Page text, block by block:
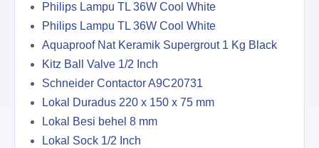
Philips Lampu TL 36W Cool White
Philips Lampu TL 36W Cool White
Aquaproof Nat Keramik Supergrout 1 Kg Black
Kitz Ball Valve 1/2 Inch
Schneider Contactor A9C20731
Lokal Duradus 220 x 150 x 75 mm
Lokal Besi behel 8 mm
Lokal Sock 1/2 Inch